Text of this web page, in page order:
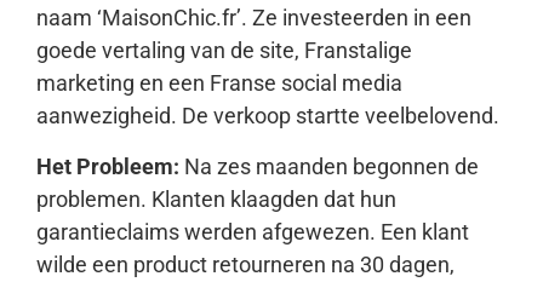
naam ‘MaisonChic.fr’. Ze investeerden in een
goede vertaling van de site, Franstalige
marketing en een Franse social media
aanwezigheid. De verkoop startte veelbelovend.
Het Probleem: Na zes maanden begonnen de
problemen. Klanten klaagden dat hun
garantieclaims werden afgewezen. Een klant
wilde een product retourneren na 30 dagen,